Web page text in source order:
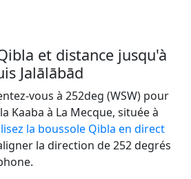
et distance jusqu'à
Jalālābād
vous à 252deg (WSW) pour
Kaaba à La Mecque, située à
la boussole Qibla en direct
la direction de 252 degrés